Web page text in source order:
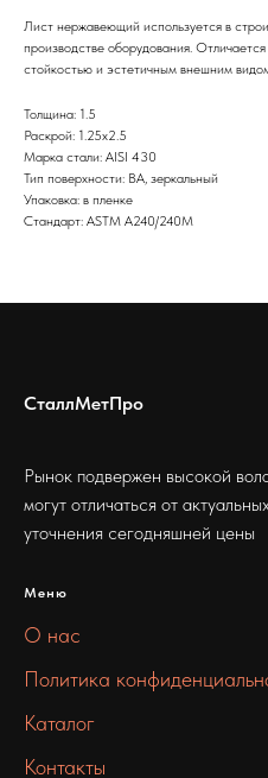
Лист нержавеющий используется в
производстве оборудования.
стойкостью и эстетичным внешним
Толщина: 1.5
Раскрой: 1.25х2.5
Марка стали: AISI 430
Тип поверхности: BA, зеркальный
Упаковка: в пленке
Стандарт: ASTM А240/240М
СталлМетПро
Рынок подвержен высокой
могут отличаться от
уточнения сегодняшней цены
Меню
О нас
Политика
Каталог
Контакты